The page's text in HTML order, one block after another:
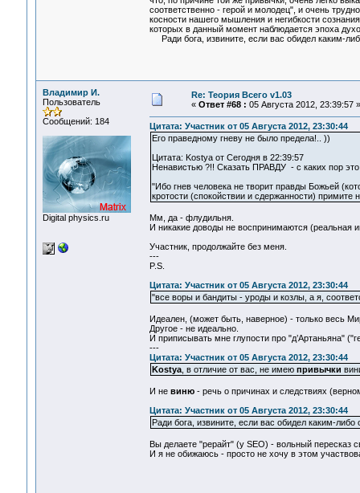
соответственно - герой и молодец", и очень
косности нашего мышления и негибкости
которых в данный момент наблюдается эпоха
Ради бога, извините, если вас обидел каким-
Владимир И.
Пользователь
Сообщений: 184
Digital physics.ru
Re: Теория Всего v1.03
« Ответ #68 : 05 Августа 2012, 23:39:57 »
Цитата: Участник от 05 Августа 2012, 23:30:44
Его праведному гневу не было предела!.. ))
Цитата: Kostya от Сегодня в 22:39:57
Ненавистью ?!! Сказать ПРАВДУ - с каких пор
"Ибо гнев человека не творит правды Божьей
кротости (спокойствии и сдержанности)
Мм, да - флудильня.
И никакие доводы не воспринимаются (реальная
Участник, продолжайте без меня.
---
P.S.
Цитата: Участник от 05 Августа 2012, 23:30:44
"все воры и бандиты - уроды и козлы, а я,
Идеален, (может быть, наверное) - только весь
Другое - не идеально.
И приписывать мне глупости про "д’Артаньяна"
---
Цитата: Участник от 05 Августа 2012, 23:30:44
Kostya, в отличие от вас, не имею привычки
И не виню- речь о причинах и следствиях
Цитата: Участник от 05 Августа 2012, 23:30:44
Ради бога, извините, если вас обидел каким-
Вы делаете "рерайт" (у SEO) - вольный пересказ
И я не обижаюсь - просто не хочу в этом